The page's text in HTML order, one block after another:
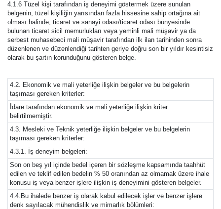
4.1.6 Tüzel kişi tarafından iş deneyimi göstermek üzere sunulan
belgenin, tüzel kişiliğin yarısından fazla hissesine sahip ortağına ait
olması halinde, ticaret ve sanayi odası/ticaret odası bünyesinde
bulunan ticaret sicil memurlukları veya yeminli mali müşavir ya da
serbest muhasebeci mali müşavir tarafından ilk ilan tarihinden sonra
düzenlenen ve düzenlendiği tarihten geriye doğru son bir yıldır kesintisiz
olarak bu şartın korunduğunu gösteren belge.
4.2. Ekonomik ve mali yeterliğe ilişkin belgeler ve bu belgelerin
taşıması gereken kriterler:
İdare tarafından ekonomik ve mali yeterliğe ilişkin kriter
belirtilmemiştir.
4.3. Mesleki ve Teknik yeterliğe ilişkin belgeler ve bu belgelerin
taşıması gereken kriterler:
4.3.1. İş deneyim belgeleri:
Son on beş yıl içinde bedel içeren bir sözleşme kapsamında taahhüt
edilen ve teklif edilen bedelin % 50 oranından az olmamak üzere ihale
konusu iş veya benzer işlere ilişkin iş deneyimini gösteren belgeler.
4.4.Bu ihalede benzer iş olarak kabul edilecek işler ve benzer işlere
denk sayılacak mühendislik ve mimarlık bölümleri: